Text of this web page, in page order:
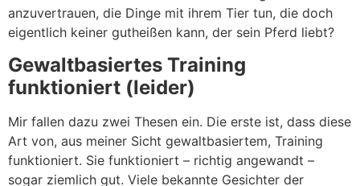
anzuvertrauen, die Dinge mit ihrem Tier tun, die doch
eigentlich keiner gutheißen kann, der sein Pferd liebt?
Gewaltbasiertes Training
funktioniert (leider)
Mir fallen dazu zwei Thesen ein. Die erste ist, dass diese
Art von, aus meiner Sicht gewaltbasiertem, Training
funktioniert. Sie funktioniert – richtig angewandt –
sogar ziemlich gut. Viele bekannte Gesichter der